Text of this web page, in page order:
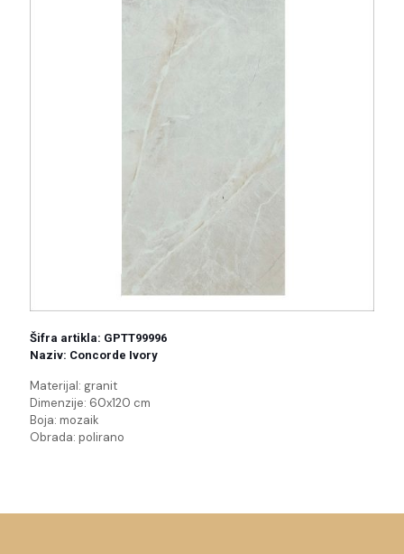
Šifra artikla: GPTT99996
Naziv: Concorde Ivory
Materijal: granit
Dimenzije: 60x120 cm
Boja: mozaik
Obrada: polirano